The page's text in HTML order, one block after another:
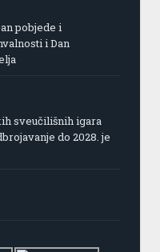
pobjede i
i Dan
sveučilišnih igara
do 2028. je